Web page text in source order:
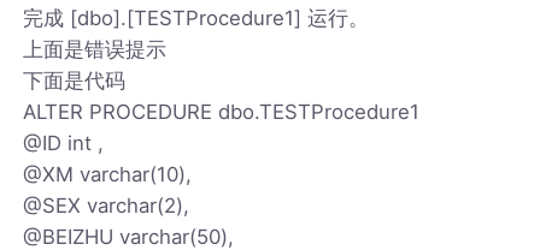
完成 [dbo].[TESTProcedure1] 运行。
上面是错误提示
下面是代码
ALTER PROCEDURE dbo.TESTProcedure1
@ID int ,
@XM varchar(10),
@SEX varchar(2),
@BEIZHU varchar(50),